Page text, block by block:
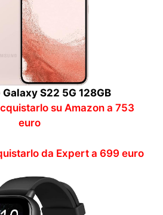
Galaxy S22 5G 128GB
su Amazon a 753
euro
da Expert a 699 euro